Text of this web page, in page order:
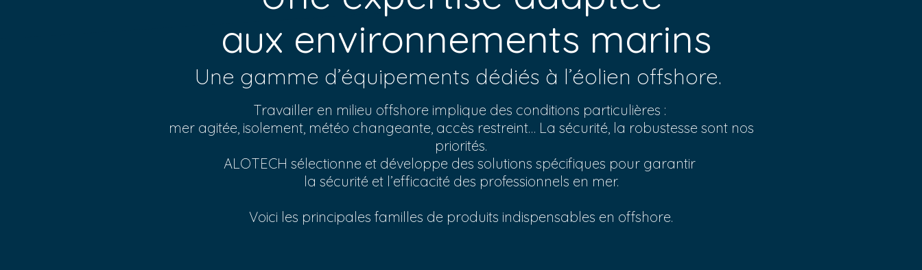
aux environnements marins
Une gamme d’équipements dédiés à l’éolien offshore.
Travailler en milieu offshore implique des conditions particulières :
mer agitée, isolement, météo changeante, accès restreint… La sécurité, la robustesse sont nos
priorités.
ALOTECH sélectionne et développe des solutions spécifiques pour garantir
la sécurité et l’efficacité des professionnels en mer.
Voici les principales familles de produits indispensables en offshore.